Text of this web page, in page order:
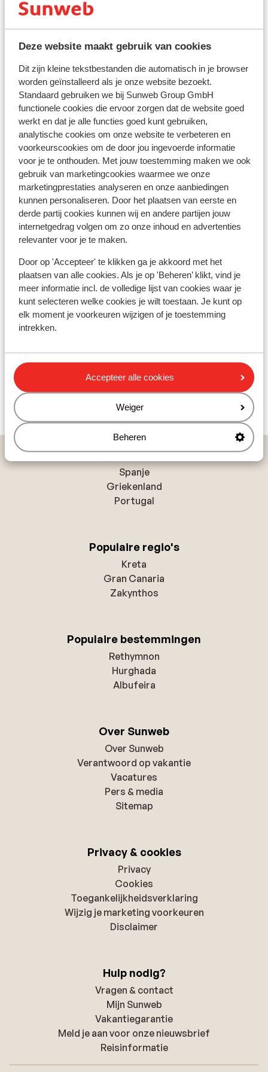
Deze website maakt gebruik van cookies
Dit zijn kleine tekstbestanden die automatisch in je browser
worden geïnstalleerd als je onze website bezoekt.
Standaard gebruiken we bij Sunweb Group GmbH
functionele cookies die ervoor zorgen dat de website goed
werkt en dat je alle functies goed kunt gebruiken,
analytische cookies om onze website te verbeteren en
voorkeurscookies om de door jou ingevoerde informatie
voor je te onthouden. Met jouw toestemming maken we ook
gebruik van marketingcookies waarmee we onze
marketingprestaties analyseren en onze aanbiedingen
kunnen personaliseren. Door het plaatsen van eerste en
derde partij cookies kunnen wij en andere partijen jouw
internetgedrag volgen om zo onze inhoud en advertenties
relevanter voor je te maken.
Door op 'Accepteer' te klikken ga je akkoord met het
plaatsen van alle cookies. Als je op 'Beheren’ klikt, vind je
meer informatie incl. de volledige lijst van cookies waar je
kunt selecteren welke cookies je wilt toestaan. Je kunt op
elk moment je voorkeuren wijzigen of je toestemming
intrekken.
Accepteer alle cookies
Weiger
Beheren
(2877 meter). Helemaal bovenop heb je een
Mongie vind je aan de voet van deze berg, maar ook
Cauterets is een geliefde uitvalsbasis. Hier heb je ook
nog eens mooie kuuroorden en meerdere mooie
kastelen in de buurt. Vergeet ook niet de watervallen te
gaan bezoeken als je in de buurt bent!
Bezienswaardigheden om elke hoek
De Romeinen hebben een spoor van
bezienswaardigheden nagelaten, maar je ziet
voornamelijk de daarna gebouwde kastelen, landhuizen
en overige bouwwerken. De voorbeelden zijn bijna
ontelbaar. In het noorden van de regio, in de vallei van
de Lot heb je bijvoorbeeld Saint-Cirq-Lapopie. In dit
middeleeuwse dorpje heeft de tijd stil gestaan. Ook
Ook in Gascone vind je schitterende kastelen. Hier vind
je in de buurt ook het plaatsje Auch, waar de bekende
musketier D’Artagnan vandaan kwam. De hoofdstad
van de Midi-Pyreneeën, Toulouse, staat vol
moderne wonderen. Het bekendste voorbeeld is het
viaduct van Millau. Vergeet ook niet om de kaas van
Roquefort en de wijnen uit de regio te proberen.
mei
juni 22°C 9°C
juli 27°C 15°C
augustus 30°C 18°C
september 24°C
oktober 14°C 9°C
november 15°C 6°C
december 8°C 2°C
Bestemmingen
Andere accommodaties in Pyreneeën
Résidence Le Hameau du Lac
Populaire landen
Spanje
Griekenland
Portugal
Populaire regio's
Kreta
Gran Canaria
Zakynthos
Populaire bestemmingen
Rethymnon
Hurghada
Albufeira
Over Sunweb
Over Sunweb
Verantwoord op vakantie
Vacatures
Pers & media
Sitemap
Privacy & cookies
Privacy
Cookies
Toegankelijkheidsverklaring
Wijzig je marketing voorkeuren
Disclaimer
Hulp nodig?
Vragen & contact
Mijn Sunweb
Vakantiegarantie
Meld je aan voor onze nieuwsbrief
Reisinformatie